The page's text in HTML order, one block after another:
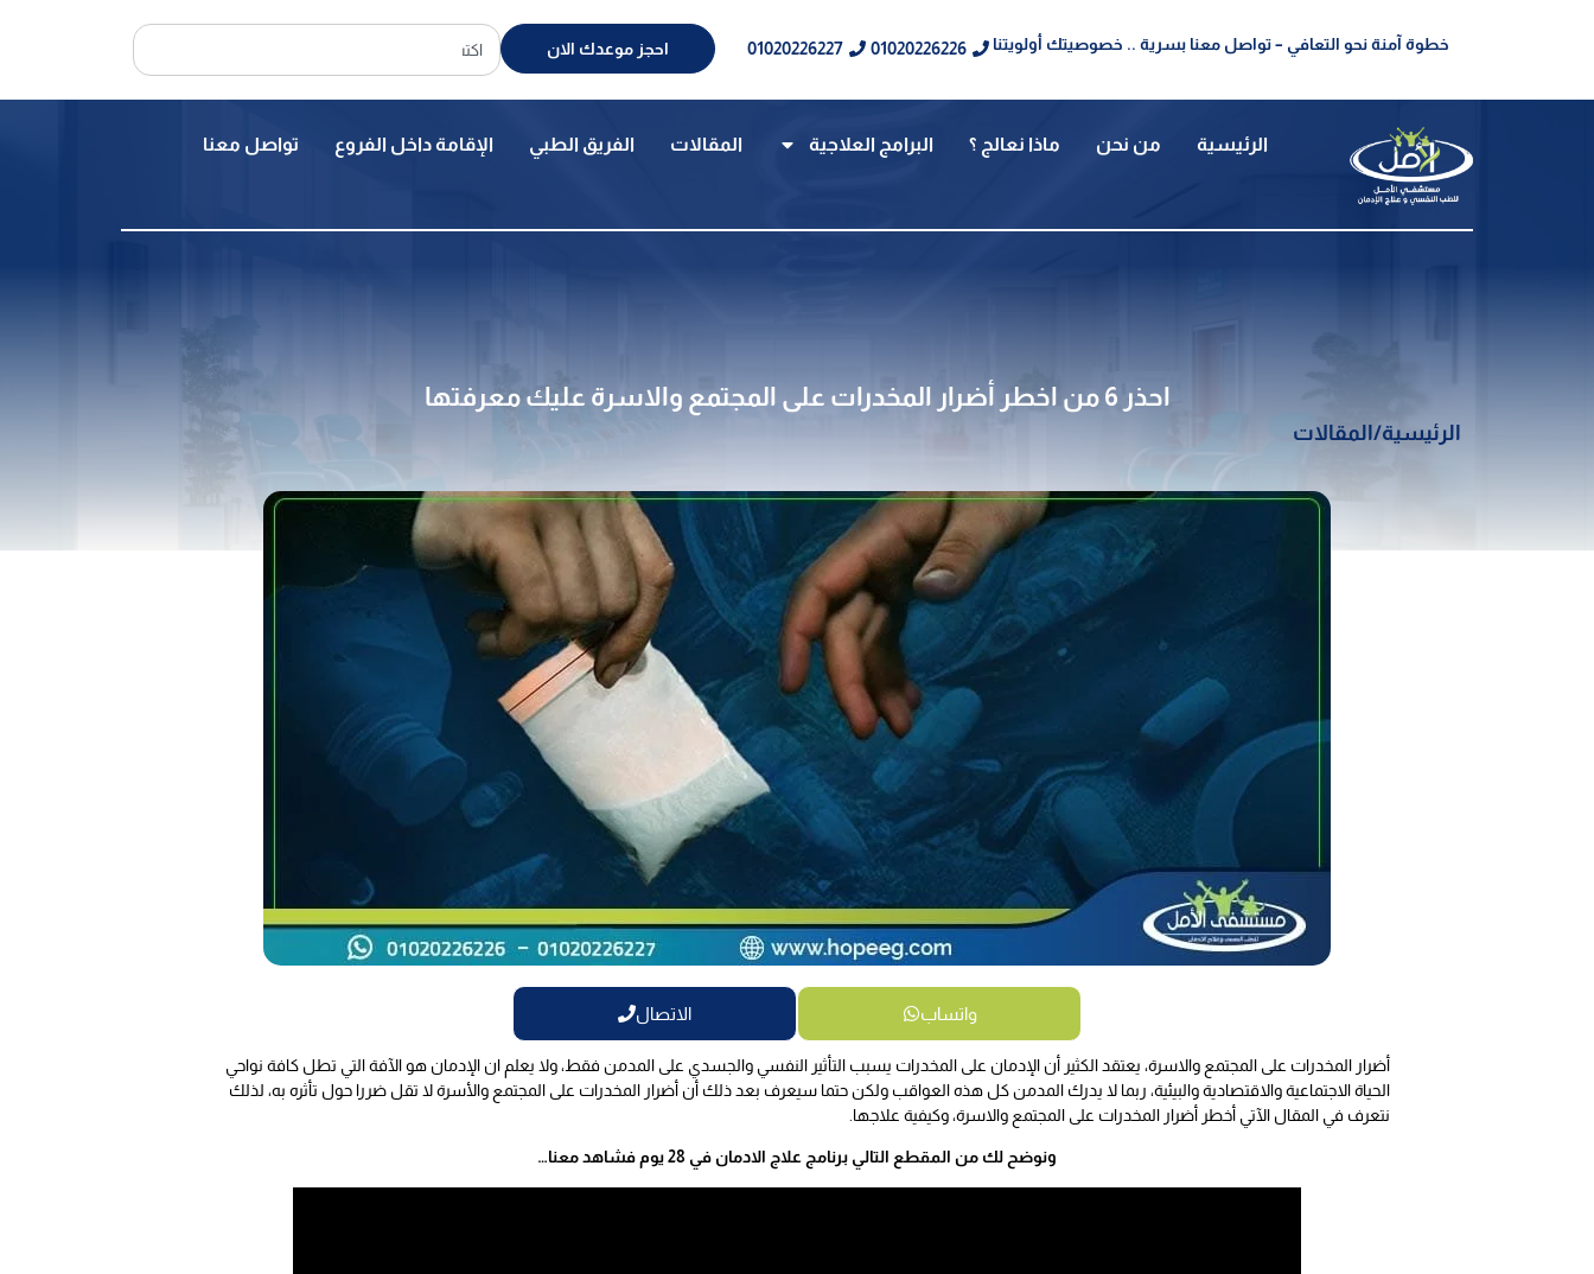
خطوة آمنة نحو التعافي – تواصل معنا بسرية .. خصوصيتك أولويتنا 01020226226
01020226227 احجز موعدك الان
الرئيسية من نحن ماذا نعالج ؟ البرامج العلاجية المقالات الفريق الطبي الإقامة داخل الفروع تواصل معنا
احذر 6 من اخطر أضرار المخدرات على المجتمع والاسرة عليك معرفتها
الرئيسية/المقالات
واتساب الاتصال
أضرار المخدرات على المجتمع والاسرة، يعتقد الكثير أن الإدمان على المخدرات يسبب التأثير النفسي والجسدي على المدمن فقط، ولا يعلم ان الإدمان هو الآفة التي تطل كافة نواحي
الحياة الاجتماعية والاقتصادية والبيئية، ربما لا يدرك المدمن كل هذه العواقب ولكن حتما سيعرف بعد ذلك أن أضرار المخدرات على المجتمع والأسرة لا تقل ضررا حول تأثره به، لذلك
نتعرف في المقال الآتي أخطر أضرار المخدرات على المجتمع والاسرة، وكيفية علاجها.
ونوضح لك من المقطع التالي برنامج علاج الادمان في 28 يوم فشاهد معنا…